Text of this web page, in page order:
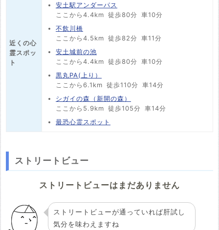
近くの心
霊スポッ
ト
安土駅アンダーパス
ここから4.4km 徒歩80分
車10分
不飲川橋
ここから4.5km 徒歩82分
車11分
安土城前の池
ここから4.4km 徒歩80分
車10分
黒丸PA(上り）
ここから6.1km 徒歩110分
車14分
シガイの森（新開の森）
ここから5.9km 徒歩105分
車14分
最恐心霊スポット
ストリートビュー
ストリートビューはまだありません
ストリートビューが通っていれば肝試し
気分を味わえますね